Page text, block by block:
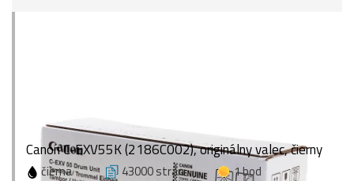
Canon C-EXV55K (2186C002), originálny valec, čierny
čierna 43000 strán
1 bod